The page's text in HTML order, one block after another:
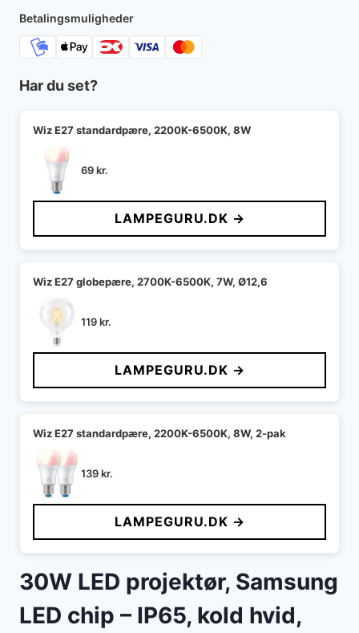
Betalingsmuligheder
Har du set?
Wiz E27 standardpære, 2200K-6500K, 8W
69kr.
LAMPEGURU.DK →
Wiz E27 globepære, 2700K-6500K, 7W, Ø12,6
119kr.
LAMPEGURU.DK →
Wiz E27 standardpære, 2200K-6500K, 8W, 2-pak
139kr.
LAMPEGURU.DK →
30W LED projektør, Samsung
LED chip – IP65, kold hvid,